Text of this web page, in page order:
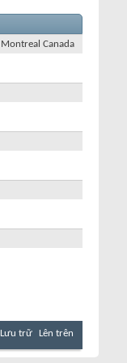
Montreal Canada
Lưu trữ Lên trên